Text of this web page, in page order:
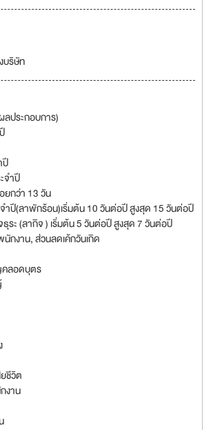
บริษัท
ลประกอบการ)
ปี
จำปี
ยกว่า 13 วัน
ปี(ลาพักร้อน)เริ่มต้น 10 วันต่อปี สูงสุด 15 วันต่อปี
ระ (ลากิจ ) เริ่มต้น 5 วันต่อปี สูงสุด 7 วันต่อปี
กงาน, ส่วนลดเค้กวันเกิด
ลอดบุตร
ชีวิต
งาน